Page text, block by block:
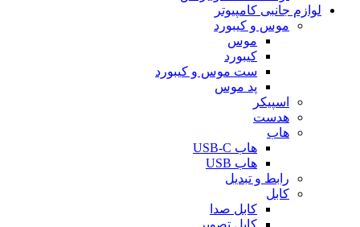
لوازم جانبی کامپیوتر
موس و کیبورد
موس
کیبورد
ست موس و کیبورد
پد موس
اسپیکر
هدست
هاب
هاب USB-C
هاب USB
رابط و تبدیل
کابل
کابل صدا